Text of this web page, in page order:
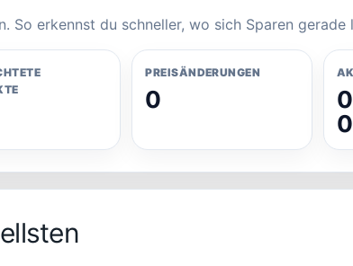
So erkennst du schneller, wo sich Sparen gerade
PREISÄNDERUNGEN
0